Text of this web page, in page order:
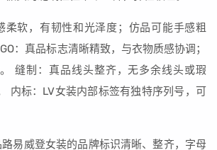
柔软，有韧性和光泽度；仿品可能手感粗
：真品标志清晰精致，与衣物质感协调；
缝制：真品线头整齐，无多余线头或瑕
内标：LV女装内部标签有独特序列号，可
易威登女装的品牌标识清晰、整齐，字母